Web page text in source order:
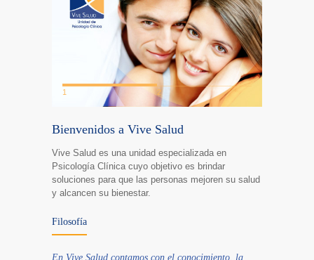
1 2
Bienvenidos a Vive Salud
Vive Salud es una unidad especializada en
Psicología Clínica cuyo objetivo es brindar
soluciones para que las personas mejoren su salud
y alcancen su bienestar.
Filosofía
En Vive Salud contamos con el conocimiento, la